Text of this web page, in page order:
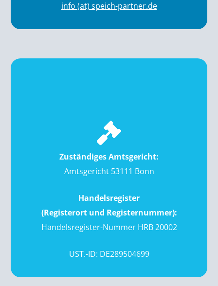
info (at) speich-partner.de
Zuständiges Amtsgericht:
Amtsgericht 53111 Bonn
Handelsregister
(Registerort und Registernummer):
Handelsregister-Nummer HRB 20002
UST.-ID: DE289504699